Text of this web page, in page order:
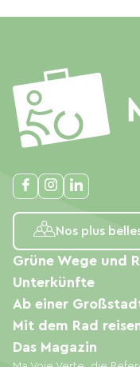
Nos plus
Grüne Wege und
Unterkünfte
Ab einer
Mit dem Rad
Das Magazin